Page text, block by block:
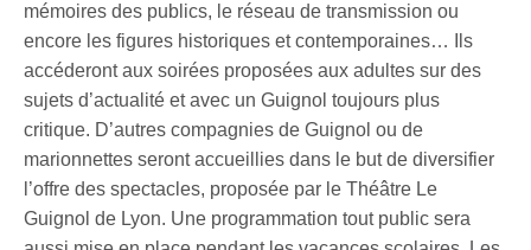
mémoires des publics, le réseau de transmission ou
encore les figures historiques et contemporaines… Ils
accéderont aux soirées proposées aux adultes sur des
sujets d’actualité et avec un Guignol toujours plus
critique. D’autres compagnies de Guignol ou de
marionnettes seront accueillies dans le but de diversifier
l’offre des spectacles, proposée par le Théâtre Le
Guignol de Lyon. Une programmation tout public sera